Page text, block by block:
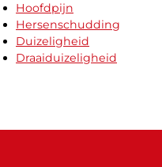
Hoofdpijn
Hersenschudding
Duizeligheid
Draaiduizeligheid